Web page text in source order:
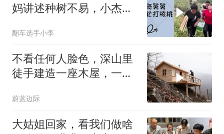
妈讲述种树不易，小杰森
翻车选手小李
不看任何人脸色，深山里
徒手建造一座木屋，一梁
蔚蓝边际
大姑姐回家，看我们做啥